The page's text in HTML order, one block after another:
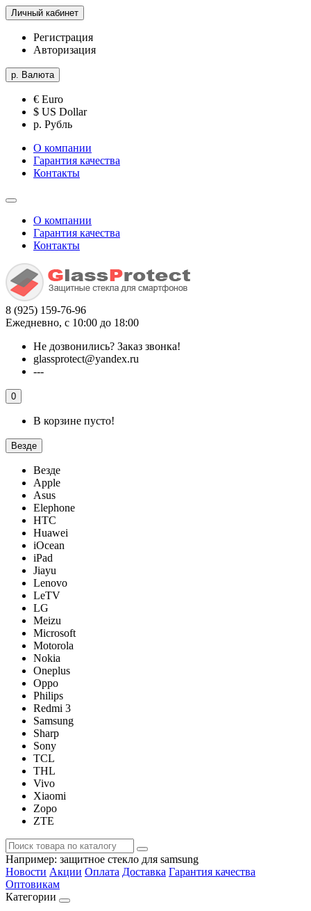
Личный кабинет
Регистрация
Авторизация
р. Валюта
€ Euro
$ US Dollar
р. Рубль
О компании
Гарантия качества
Контакты
О компании
Гарантия качества
Контакты
8 (925) 159-76-96
Ежедневно, с 10:00 до 18:00
Не дозвонились? Заказ звонка!
glassprotect@yandex.ru
---
0
В корзине пусто!
Везде
Везде
Apple
Asus
Elephone
HTC
Huawei
iOcean
iPad
Jiayu
Lenovo
LeTV
LG
Meizu
Microsoft
Motorola
Nokia
Oneplus
Oppo
Philips
Redmi 3
Samsung
Sharp
Sony
TCL
THL
Vivo
Xiaomi
Zopo
ZTE
Например: защитное стекло для samsung
Новости Акции Оплата Доставка Гарантия качества
Оптовикам
Категории